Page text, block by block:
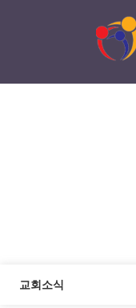
교회소식